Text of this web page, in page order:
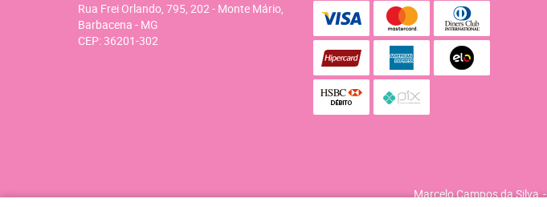
Rua Frei Orlando, 795, 202- Monte Mário,
Barbacena - MG
CEP: 36201-302
Marcelo Campos da Silva